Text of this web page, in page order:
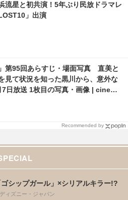
流星と初共演！5年ぶり民放ドラマレ
」出演
」第95回あらすじ・場面写真 直美と
見て状況を知った黒川から、意外な
日放送 1枚目の写真・画像 | cinema
Recommended by
シップガール」×シリアルキラー!?
ィズニー・ジャパン